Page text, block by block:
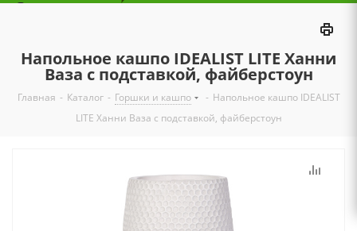
Отложенные
0
Сравнение товаров
0
ПН-ПТ с10:00 до 20:00
zakaz@topcvetok.ru
Напольное кашпо IDEALIST LITE Ханни
Ваза с подставкой, файберстоун
Главная - Каталог - Горшки и кашпо - Напольное кашпо IDEALIST
LITE Ханни Ваза с подставкой, файберстоун